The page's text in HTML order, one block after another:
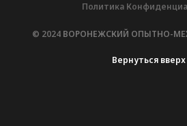
Политика
© 2024 ВОРОНЕЖСКИЙ ОПЫТНО-
Вернуться вверх